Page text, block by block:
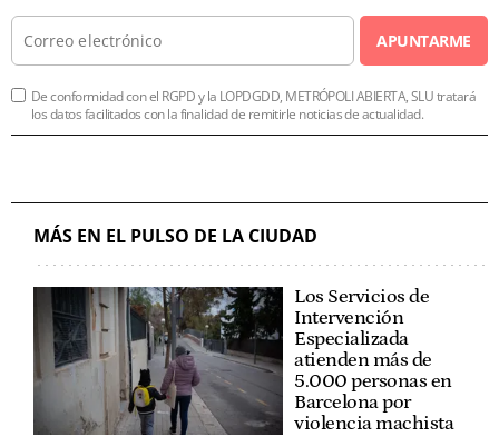
APUNTARME
De conformidad con el RGPD y la LOPDGDD, METRÓPOLI ABIERTA, SLU tratará
los datos facilitados con la finalidad de remitirle noticias de actualidad.
MÁS EN EL PULSO DE LA CIUDAD
Los Servicios de
Intervención
Especializada
atienden más de
5.000 personas en
Barcelona por
violencia machista